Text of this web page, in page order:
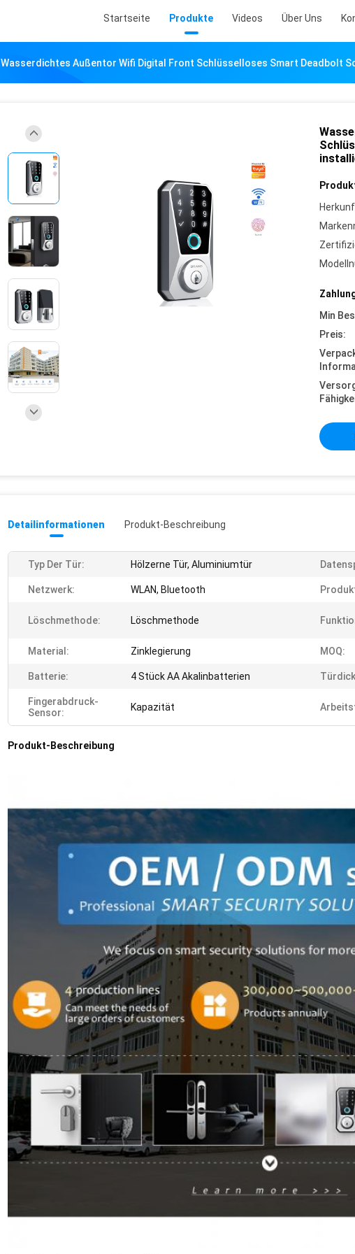
Startseite Produkte Videos Über Uns
Wasserdichtes Außentor Wifi Digital Front Schlüsselloses Smart Deadbolt
Min
Preis:
Detailinformationen Produkt-Beschreibung
Typ Der Tür: Hölzerne Tür, Aluminiumtür
Netzwerk: WLAN, Bluetooth
Löschmethode: Löschmethode
Material: Zinklegierung MOQ:
Batterie: 4 Stück AA Akalinbatterien
Fingerabdruck-
Sensor:
Kapazität
Produkt-Beschreibung